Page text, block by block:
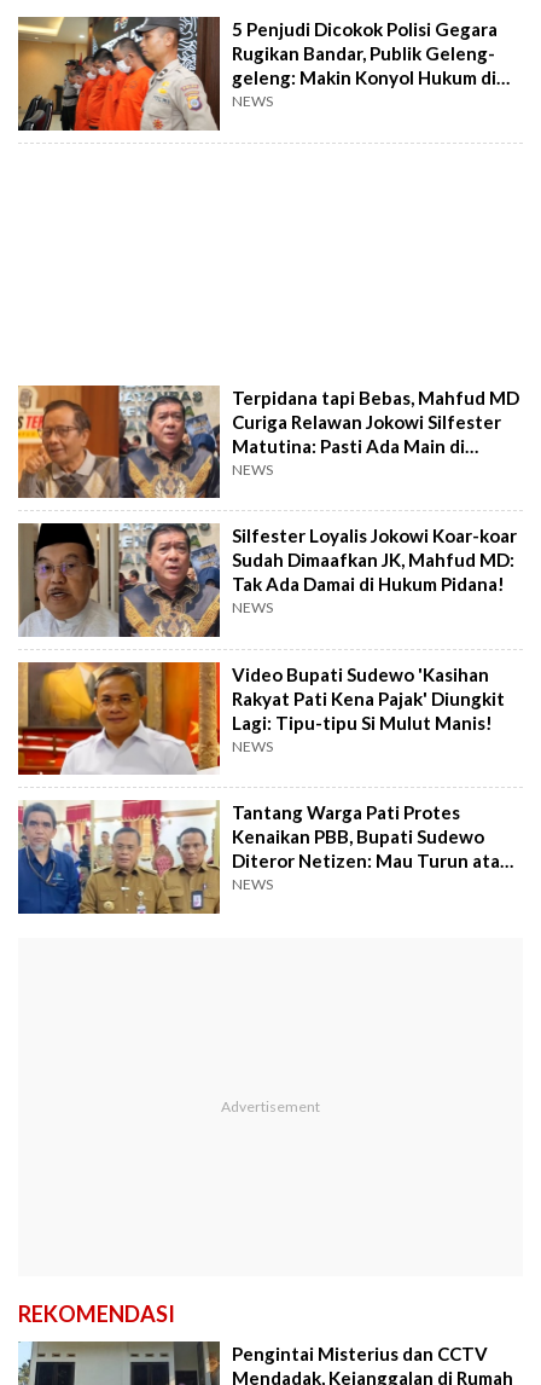
5 Penjudi Dicokok Polisi Gegara
Rugikan Bandar, Publik Geleng-
geleng: Makin Konyol Hukum di
Sini
NEWS
Terpidana tapi Bebas, Mahfud MD
Curiga Relawan Jokowi Silfester
Matutina: Pasti Ada Main di
Belakang
NEWS
Silfester Loyalis Jokowi Koar-koar
Sudah Dimaafkan JK, Mahfud MD:
Tak Ada Damai di Hukum Pidana!
NEWS
Video Bupati Sudewo 'Kasihan
Rakyat Pati Kena Pajak' Diungkit
Lagi: Tipu-tipu Si Mulut Manis!
NEWS
Tantang Warga Pati Protes
Kenaikan PBB, Bupati Sudewo
Diteror Netizen: Mau Turun atau
Diturunin?
NEWS
REKOMENDASI
Pengintai Misterius dan CCTV
Mendadak, Kejanggalan di Rumah